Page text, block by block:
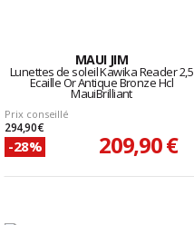
MAUI JIM
Lunettes de soleil Kawika Reader 2,5
Ecaille Or Antique Bronze Hcl
MauiBrilliant
Prix conseillé
294,90 €
-28% 209,90 €